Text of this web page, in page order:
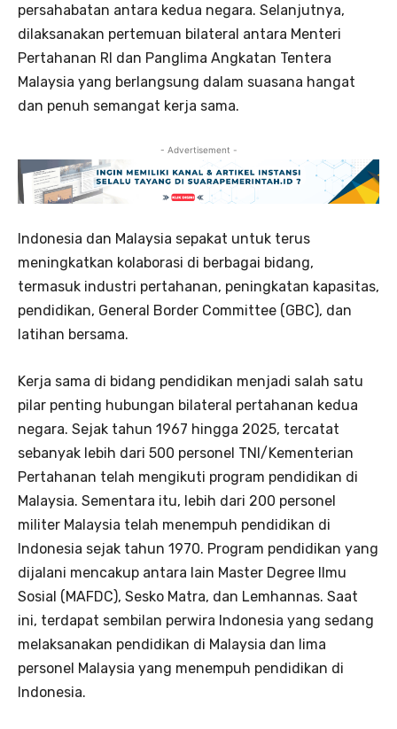
persahabatan antara kedua negara. Selanjutnya,
dilaksanakan pertemuan bilateral antara Menteri
Pertahanan RI dan Panglima Angkatan Tentera
Malaysia yang berlangsung dalam suasana hangat
dan penuh semangat kerja sama.
- Advertisement -
Indonesia dan Malaysia sepakat untuk terus
meningkatkan kolaborasi di berbagai bidang,
termasuk industri pertahanan, peningkatan kapasitas,
pendidikan, General Border Committee (GBC), dan
latihan bersama.
Kerja sama di bidang pendidikan menjadi salah satu
pilar penting hubungan bilateral pertahanan kedua
negara. Sejak tahun 1967 hingga 2025, tercatat
sebanyak lebih dari 500 personel TNI/Kementerian
Pertahanan telah mengikuti program pendidikan di
Malaysia. Sementara itu, lebih dari 200 personel
militer Malaysia telah menempuh pendidikan di
Indonesia sejak tahun 1970. Program pendidikan yang
dijalani mencakup antara lain Master Degree Ilmu
Sosial (MAFDC), Sesko Matra, dan Lemhannas. Saat
ini, terdapat sembilan perwira Indonesia yang sedang
melaksanakan pendidikan di Malaysia dan lima
personel Malaysia yang menempuh pendidikan di
Indonesia.